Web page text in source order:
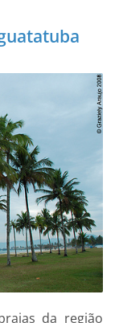
da região